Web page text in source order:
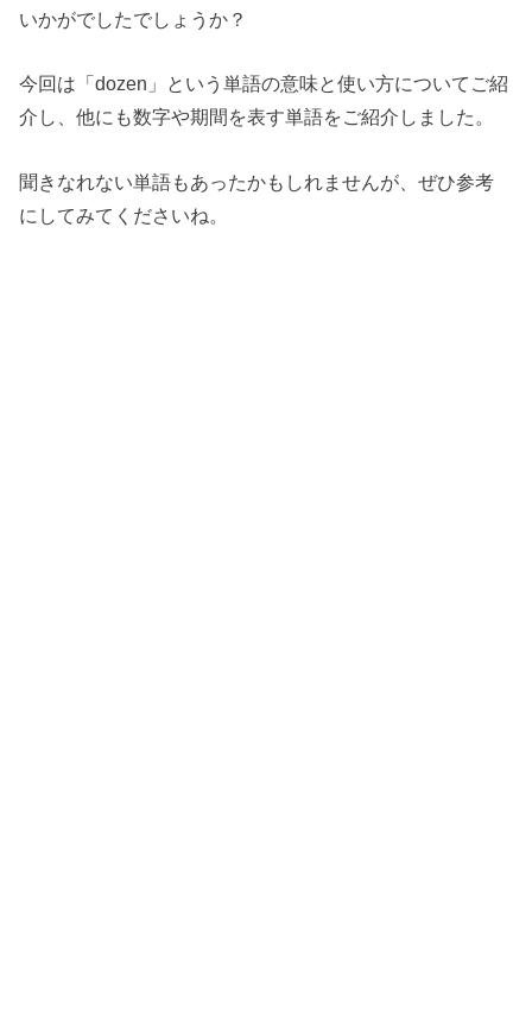
いかがでしたでしょうか？
今回は「dozen」という単語の意味と使い方についてご紹
介し、他にも数字や期間を表す単語をご紹介しました。
聞きなれない単語もあったかもしれませんが、ぜひ参考
にしてみてくださいね。